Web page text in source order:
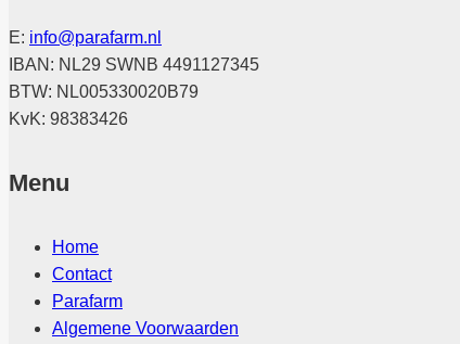
E: info@parafarm.nl
IBAN: NL29 SWNB 4491127345
BTW: NL005330020B79
KvK: 98383426
Menu
Home
Contact
Parafarm
Algemene Voorwaarden